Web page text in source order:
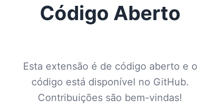
Código Aberto
Esta extensão é de código aberto e o
código está disponível no GitHub.
Contribuições são bem-vindas!